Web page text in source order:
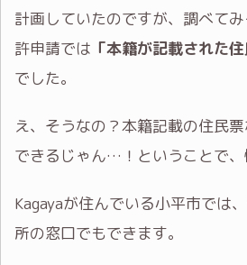
計画していたのですが、調べて
許申請では 「本籍が記載された
でした。
え、そうなの？本籍記載の住民
できるじゃん…！ということで、
Kagayaが住んでいる小平市では
所の窓口でもできます。